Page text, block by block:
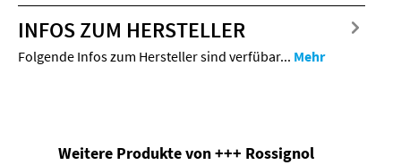
INFOS ZUM HERSTELLER
Folgende Infos zum Hersteller sind verfübar... Mehr
Produktgalerie überspringen
Weitere Produkte von +++ Rossignol